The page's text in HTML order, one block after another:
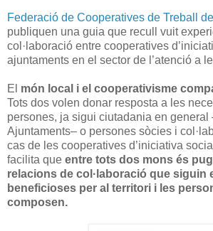
Federació de Cooperatives de Treball
publiquen una guia que recull vuit
col·laboració entre cooperatives
ajuntaments en el sector de l’atenció a
El món local i el cooperativisme
Tots dos volen donar resposta a les
persones, ja sigui ciutadania en general
Ajuntaments– o persones sòcies i
cas de les cooperatives d’iniciativa
facilita que entre tots dos mons és
relacions de col·laboració que siguin
beneficioses per al territori i les
composen.